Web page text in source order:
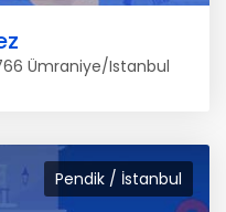
Ümraniye/Istanbul
Pendik / İstanbul